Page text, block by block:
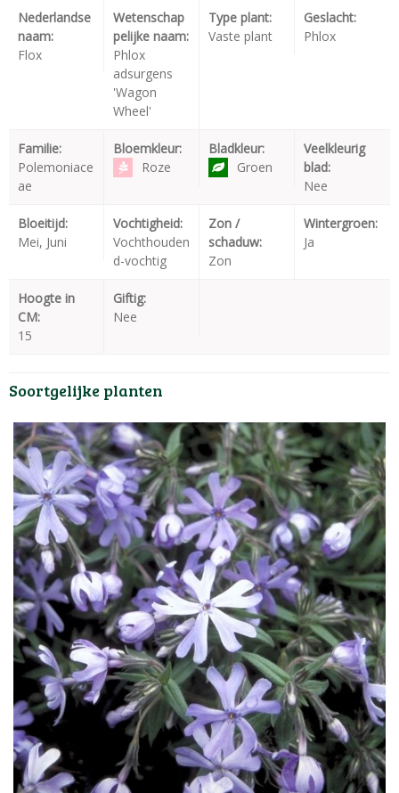
Nederlandse
naam:
Flox
Wetenschap
pelijke naam:
Phlox
adsurgens
'Wagon
Wheel'
Type plant:
Vaste plant
Geslacht:
Phlox
Familie:
Polemoniace
ae
Bloemkleur:
Roze
Bladkleur:
Groen
Veelkleurig
blad:
Nee
Bloeitijd:
Mei, Juni
Vochtigheid:
Vochthouden
d-vochtig
Zon /
schaduw:
Zon
Wintergroen:
Ja
Hoogte in
CM:
15
Giftig:
Nee
Soortgelijke planten